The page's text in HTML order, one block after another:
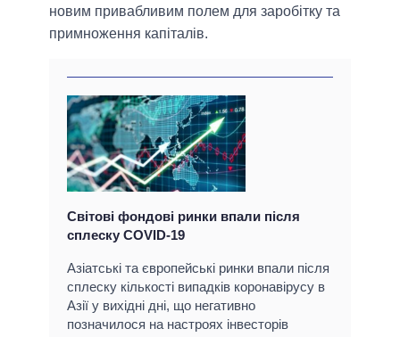
новим привабливим полем для заробітку та
примноження капіталів.
Світові фондові ринки впали після
сплеску COVID-19
Азіатські та європейські ринки впали після
сплеску кількості випадків коронавірусу в
Азії у вихідні дні, що негативно
позначилося на настроях інвесторів